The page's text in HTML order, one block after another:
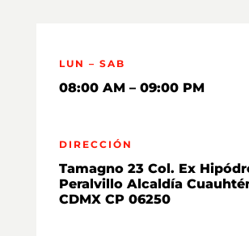
LUN – SAB
08:00 AM – 09:00 PM
DIRECCIÓN
Tamagno 23 Col. Ex
Peralvillo Alcaldía
CDMX CP 06250